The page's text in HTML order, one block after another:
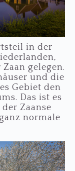
in der
gelegen.
und die
Gebiet den
Das ist es
Zaanse
normale